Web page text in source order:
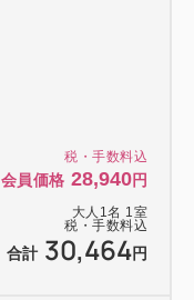
税・手数料込
会員価格 28,940円
大人 1名 1室
税・手数料込
合計 30,464円